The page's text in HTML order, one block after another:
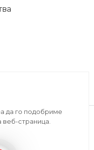
Изработено од
да го подобриме
страница.